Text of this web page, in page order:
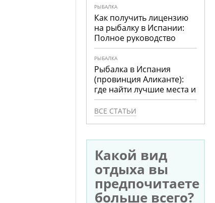
РЫБАЛКА
Как получить лицензию
на рыбалку в Испании:
Полное руководство
РЫБАЛКА
Рыбалка в Испания
(провинция Аликанте):
где найти лучшие места и
что ловить
ВСЕ СТАТЬИ
Какой вид
отдыха вы
предпочитаете
больше всего?